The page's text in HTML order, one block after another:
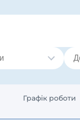
Графік роботи